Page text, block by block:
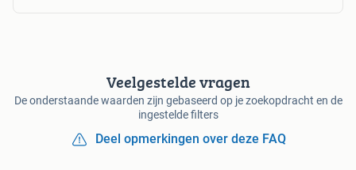
Veelgestelde vragen
De onderstaande waarden zijn gebaseerd op je zoekopdracht en de
ingestelde filters
Deel opmerkingen over deze FAQ